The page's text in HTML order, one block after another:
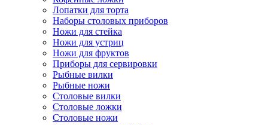
Лопатки для торта
Наборы столовых приборов
Ножи для стейка
Ножи для устриц
Ножи для фруктов
Приборы для сервировки
Рыбные вилки
Рыбные ножи
Столовые вилки
Столовые ложки
Столовые ножи